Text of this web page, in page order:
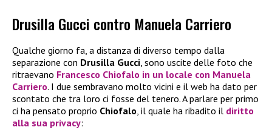
Drusilla Gucci contro Manuela Carriero
Qualche giorno fa, a distanza di diverso tempo dalla
separazione con Drusilla Gucci, sono uscite delle foto che
ritraevano Francesco Chiofalo in un locale con Manuela
Carriero. I due sembravano molto vicini e il web ha dato per
scontato che tra loro ci fosse del tenero. A parlare per primo
ci ha pensato proprio Chiofalo, il quale ha ribadito il diritto
alla sua privacy: